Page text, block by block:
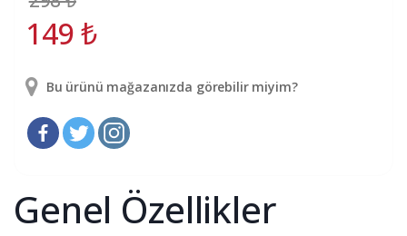
149₺
Bu ürünü mağazanızda görebilir miyim?
Genel Özellikler